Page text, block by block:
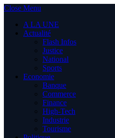
Close Menu
A LA UNE
Actualité
Flash Infos
Justice
National
Sports
Economie
Banque
Commerce
Finance
High-Tech
Industrie
Tourisme